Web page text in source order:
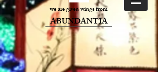
we are given wings from
ABUNDANTIA